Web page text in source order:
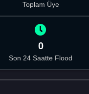
Toplam Üye
0
Son 24 Saatte Flood